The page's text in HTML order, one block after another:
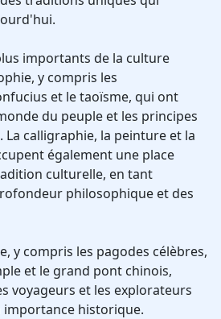
importants de la culture
y compris les
et le taoïsme, qui ont
du peuple et les principes
calligraphie, la peinture et la
également une place
culturelle, en tant
philosophique et des
y compris les pagodes célèbres,
et le grand pont chinois,
voyageurs et les explorateurs
importance historique.